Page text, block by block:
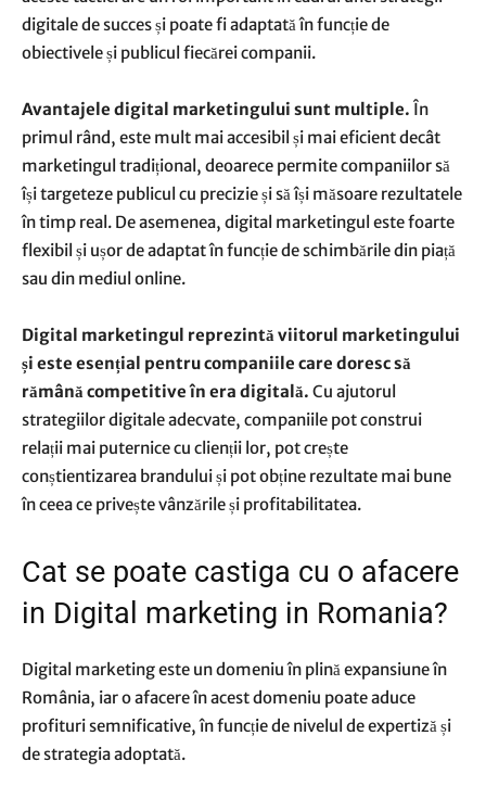
digitale de succes și poate fi adaptată în funcție de
obiectivele și publicul fiecărei companii.
Avantajele digital marketingului sunt multiple. În
primul rând, este mult mai accesibil și mai eficient decât
marketingul tradițional, deoarece permite companiilor să
își targeteze publicul cu precizie și să își măsoare rezultatele
în timp real. De asemenea, digital marketingul este foarte
flexibil și ușor de adaptat în funcție de schimbările din piață
sau din mediul online.
Digital marketingul reprezintă viitorul marketingului
și este esențial pentru companiile care doresc să
rămână competitive în era digitală. Cu ajutorul
strategiilor digitale adecvate, companiile pot construi
relații mai puternice cu clienții lor, pot crește
conștientizarea brandului și pot obține rezultate mai bune
în ceea ce privește vânzările și profitabilitatea.
Cat se poate castiga cu o afacere
in Digital marketing in Romania?
Digital marketing este un domeniu în plină expansiune în
România, iar o afacere în acest domeniu poate aduce
profituri semnificative, în funcție de nivelul de expertiză și
de strategia adoptată.